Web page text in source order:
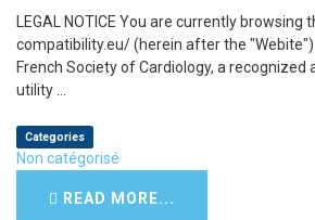
LEGAL NOTICE You are currently
compatibility.eu/ (herein after the
French Society of Cardiology, a recognized
utility ...
Categories
Non catégorisé
READ MORE...